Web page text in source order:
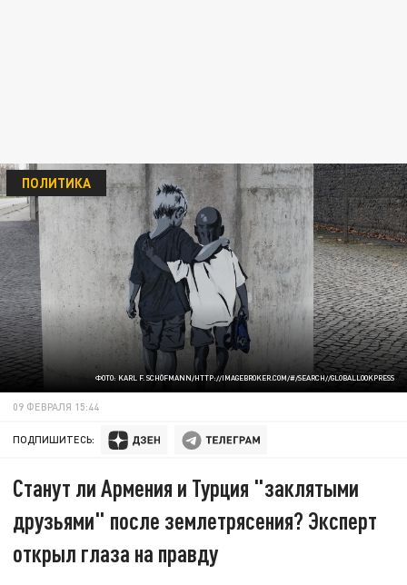
ФОТО: KARL F. SCHÖFMANN/HTTP://IMAGEBROKER.COM/#/SEARCH//GLOBALLOOKPRESS
ПОЛИТИКА
09 ФЕВРАЛЯ 15:44
ПОДПИШИТЕСЬ:
Станут ли Армения и Турция "заклятыми
друзьями" после землетрясения? Эксперт
открыл глаза на правду